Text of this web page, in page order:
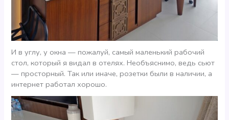
И в углу, у окна — пожалуй, самый маленький рабочий
стол, который я видал в отелях. Необъяснимо, ведь сьют
— просторный. Так или иначе, розетки были в наличии, а
интернет работал хорошо.